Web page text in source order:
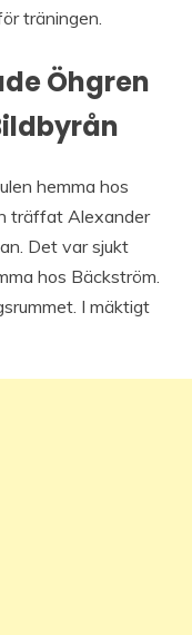
träningen.
Öhgren
hemma hos
träffat Alexander
Det var sjukt
hos Bäckström.
I mäktigt